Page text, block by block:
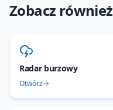
Zobacz również
Radar burzowy
Otwórz